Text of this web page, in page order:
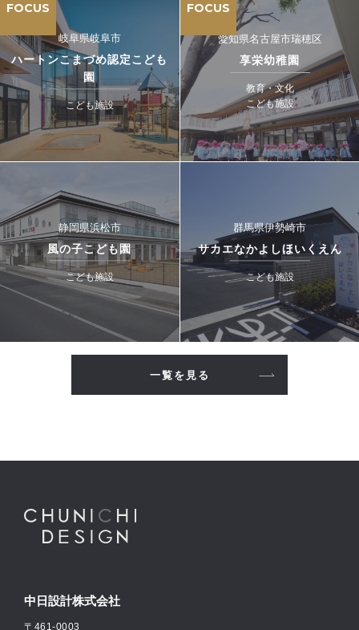
FOCUS
岐阜県岐阜市
ハートンこまづめ認定こども
園
こども施設
FOCUS
愛知県名古屋市瑞穂区
享栄幼稚園
教育・文化
こども施設
静岡県浜松市
風の子こども園
こども施設
群馬県伊勢崎市
サカエなかよしほいくえん
こども施設
一覧を見る
中日設計株式会社
〒461-0003